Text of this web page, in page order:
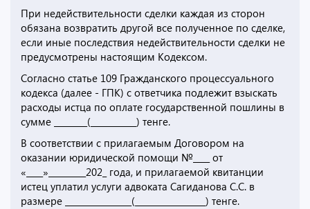
При недействительности сделки каждая из сторон
обязана возвратить другой все полученное по сделке,
если иные последствия недействительности сделки не
предусмотрены настоящим Кодексом.
Согласно статье 109 Гражданского процессуального
кодекса (далее - ГПК) с ответчика подлежит взыскать
расходы истца по оплате государственной пошлины в
сумме ________(___________) тенге.
В соответствии с прилагаемым Договором на
оказании юридической помощи №____ от
«____»_________202_ года, и прилагаемой квитанции
истец уплатил услуги адвоката Сагиданова С.С. в
размере ________________(_________________) тенге.